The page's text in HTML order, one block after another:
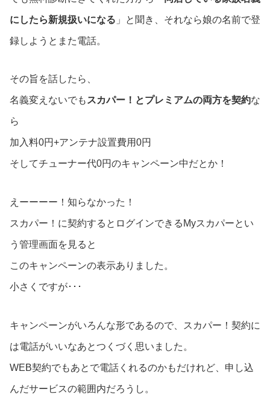
にしたら新規扱いになる 」と聞き、それなら娘の名前で登
録しようとまた電話。
その旨を話したら、
名義変えないでもスカパー！とプレミアムの両方を契約な
ら
加入料0円+アンテナ設置費用0円
そしてチューナー代0円のキャンペーン中だとか！
えーーーー！知らなかった！
スカパー！に契約するとログインできるMyスカパーとい
う管理画面を見ると
このキャンペーンの表示ありました。
小さくですが･･･
キャンペーンがいろんな形であるので、スカパー！契約に
は電話がいいなあとつくづく思いました。
WEB契約でもあとで電話くれるのかもだけれど、申し込
んだサービスの範囲内だろうし。